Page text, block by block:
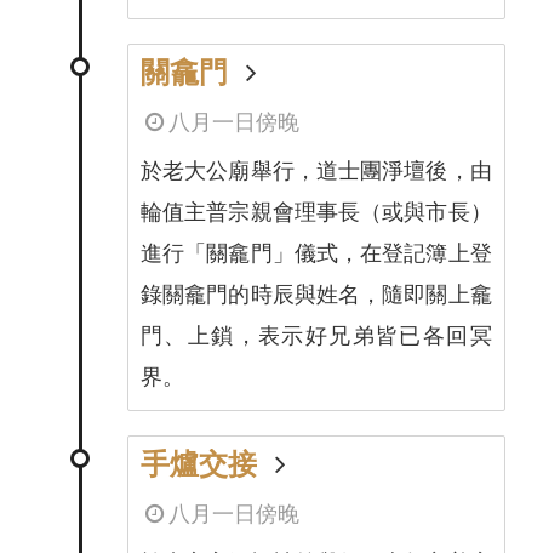
關龕門
八月一日傍晚
於老大公廟舉行，道士團淨壇後，由
輪值主普宗親會理事長（或與市長）
進行「關龕門」儀式，在登記簿上登
錄關龕門的時辰與姓名，隨即關上龕
門、上鎖，表示好兄弟皆已各回冥
界。
手爐交接
八月一日傍晚